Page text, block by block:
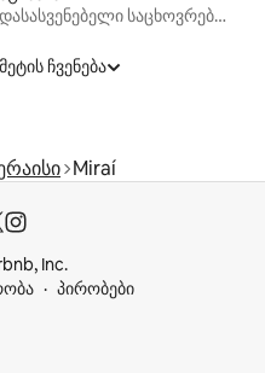
დასასვენებელი საცხოვრებლები
მეტის ჩვენება
Miraí
Inc.
პირობები